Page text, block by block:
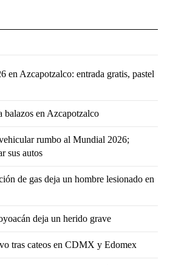
Azcapotzalco: entrada gratis, pastel
balazos en Azcapotzalco
rumbo al Mundial 2026;
sus autos
de gas deja un hombre lesionado en
deja un herido grave
tras cateos en CDMX y Edomex